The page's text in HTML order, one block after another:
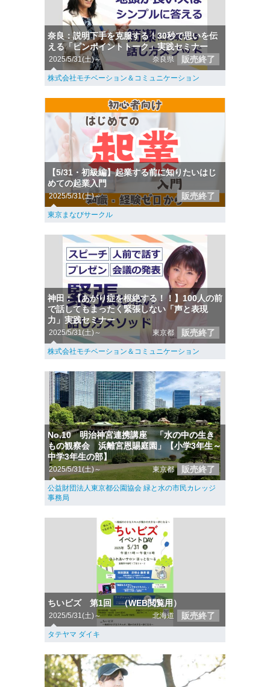
奈良：説明下手を克服する！30秒で思いを伝
える「ピンポイントトーク」実践セミナー
2025/5/31(土)～ 奈良県 販売終了
株式会社モチベーション＆コミュニケーション
【5/31・初級編】起業する前に知りたいはじ
めての起業入門
2025/5/31(土)～ 販売終了
東京まなびサークル
神田：【あがり症を根絶する！！】100人の前
で話してもまったく緊張しない「声と表現
力」実践セミナー
2025/5/31(土)～ 東京都 販売終了
株式会社モチベーション＆コミュニケーション
No.10 明治神宮連携講座 「水の中の生き
もの観察会 浜離宮恩賜庭園」【小学3年生～
中学3年生の部】
2025/5/31(土)～ 東京都 販売終了
公益財団法人東京都公園協会 緑と水の市民カレッジ
事務局
ちいビズ 第1回 （WEB閲覧用）
2025/5/31(土)～ 北海道 販売終了
タテヤマ ダイキ